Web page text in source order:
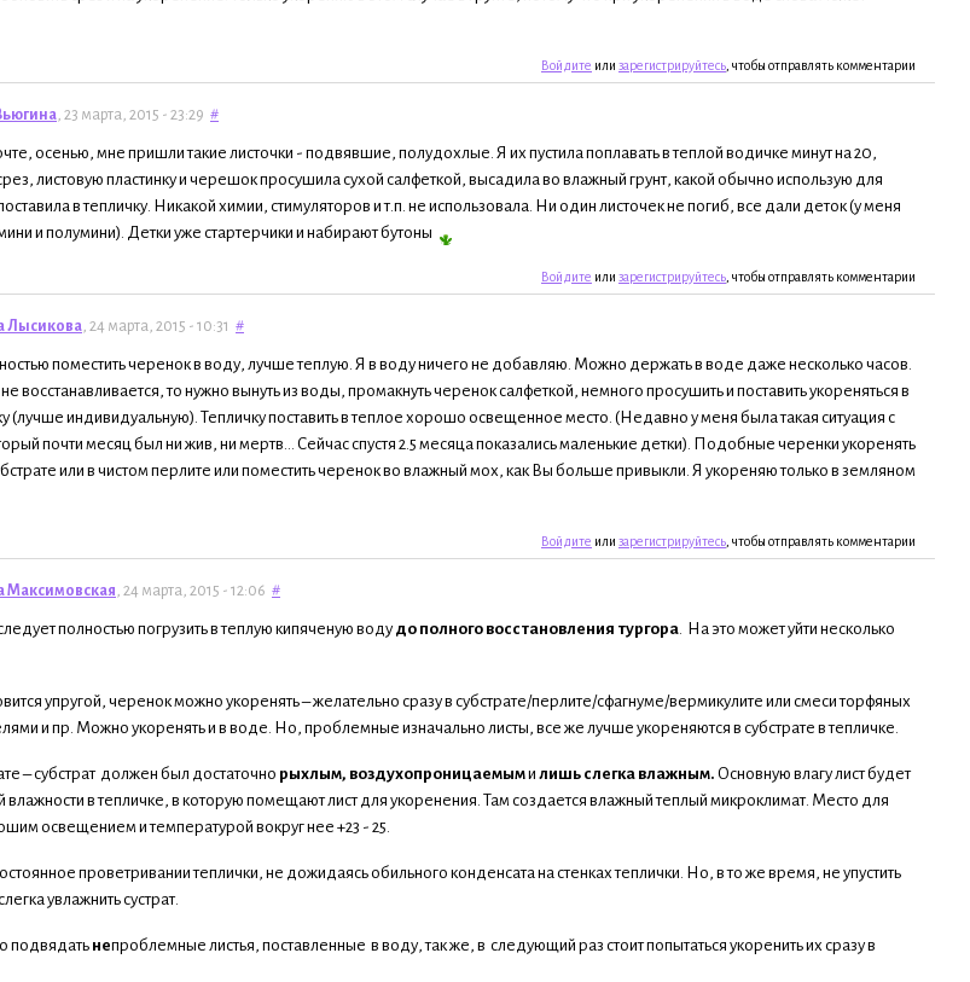
Войдите или зарегистрируйтесь , чтобы отправлять комментарии
, 23 марта, 2015 - 23:29 #
осенью, мне пришли такие листочки - подвявшие, полудохлые. Я их пустила поплавать в теплой водичке минут на 20,
листовую пластинку и черешок просушила сухой салфеткой, высадила во влажный грунт, какой обычно использую для
в тепличку. Никакой химии, стимуляторов и т.п. не использовала. Ни один листочек не погиб, все дали деток (у меня
и полумини). Детки уже стартерчики и набирают бутоны
Войдите или зарегистрируйтесь , чтобы отправлять комментарии
Лысикова , 24 марта, 2015 - 10:31 #
поместить черенок в воду, лучше теплую. Я в воду ничего не добавляю. Можно держать в воде даже несколько часов.
не восстанавливается, то нужно вынуть из воды, промакнуть черенок салфеткой, немного просушить и поставить укореняться в
(лучше индивидуальную). Тепличку поставить в теплое хорошо освещенное место. (Недавно у меня была такая ситуация с
почти месяц был ни жив, ни мертв... Сейчас спустя 2.5 месяца показались маленькие детки). Подобные черенки укоренять
или в чистом перлите или поместить черенок во влажный мох, как Вы больше привыкли. Я укореняю только в земляном
Войдите или зарегистрируйтесь , чтобы отправлять комментарии
Максимовская , 24 марта, 2015 - 12:06 #
полностью погрузить в теплую кипяченую воду до полного восстановления тургора. На это может уйти несколько
упругой, черенок можно укоренять – желательно сразу в субстрате/перлите/сфагнуме/вермикулите или смеси торфяных
и пр. Можно укоренять и в воде. Но, проблемные изначально листы, все же лучше укореняются в субстрате в тепличке.
– субстрат должен был достаточно рыхлым, воздухопроницаемыми лишь слегка влажным. Основную влагу лист будет
в тепличке, в которую помещают лист для укоренения. Там создается влажный теплый микроклимат. Место для
освещением и температурой вокруг нее +23 - 25.
проветривании теплички, не дожидаясь обильного конденсата на стенках теплички. Но, в то же время, не упустить
увлажнить сустрат.
подвядать непроблемные листья, поставленные в воду, так же, в следующий раз стоит попытаться укоренить их сразу в